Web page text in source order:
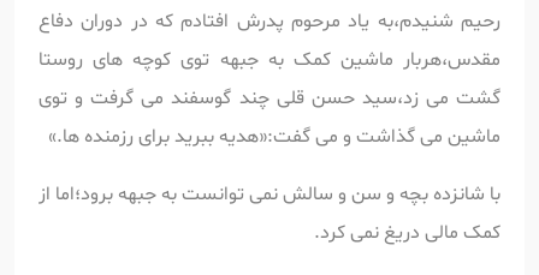
رحیم شنیدم،به یاد مرحوم پدرش افتادم که در دوران دفاع
مقدس،هربار ماشین کمک به جبهه توی کوچه های روستا
گشت می زد،سید حسن قلی چند گوسفند می گرفت و توی
ماشین می گذاشت و می گفت:«هدیه ببرید برای رزمنده ها.»
با شانزده بچه و سن و سالش نمی توانست به جبهه برود؛اما از
کمک مالی دریغ نمی کرد.